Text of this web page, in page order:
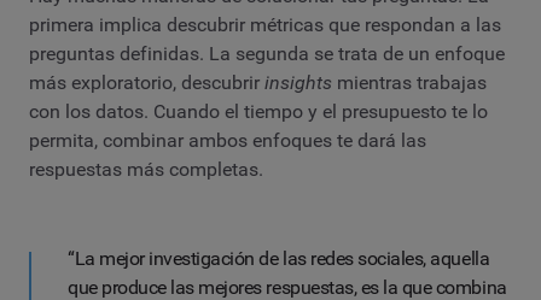
primera implica descubrir métricas que respondan a las
preguntas definidas. La segunda se trata de un enfoque
más exploratorio, descubrir insights mientras trabajas
con los datos. Cuando el tiempo y el presupuesto te lo
permita, combinar ambos enfoques te dará las
respuestas más completas.
“La mejor investigación de las redes sociales, aquella
que produce las mejores respuestas, es la que combina